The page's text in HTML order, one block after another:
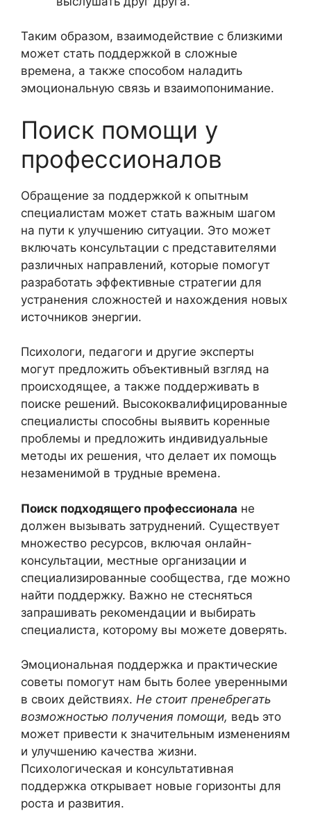
Таким образом, взаимодействие с близкими
может стать поддержкой в сложные
времена, а также способом наладить
эмоциональную связь и взаимопонимание.
Поиск помощи у
профессионалов
Обращение за поддержкой к опытным
специалистам может стать важным шагом
на пути к улучшению ситуации. Это может
включать консультации с представителями
различных направлений, которые помогут
разработать эффективные стратегии для
устранения сложностей и нахождения новых
источников энергии.
Психологи, педагоги и другие эксперты
могут предложить объективный взгляд на
происходящее, а также поддерживать в
поиске решений. Высококвалифицированные
специалисты способны выявить коренные
проблемы и предложить индивидуальные
методы их решения, что делает их помощь
незаменимой в трудные времена.
Поиск подходящего профессионала не
должен вызывать затруднений. Существует
множество ресурсов, включая онлайн-
консультации, местные организации и
специализированные сообщества, где можно
найти поддержку. Важно не стесняться
запрашивать рекомендации и выбирать
специалиста, которому вы можете доверять.
Эмоциональная поддержка и практические
советы помогут нам быть более уверенными
в своих действиях. Не стоит пренебрегать
возможностью получения помощи, ведь это
может привести к значительным изменениям
и улучшению качества жизни.
Психологическая и консультативная
поддержка открывает новые горизонты для
роста и развития.